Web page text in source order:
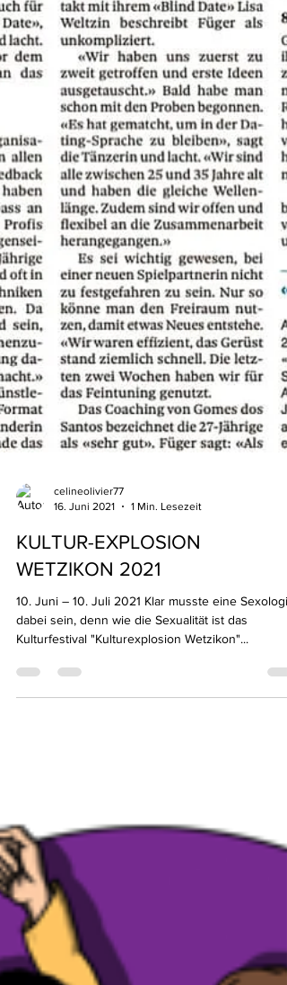
celineolivier77
16. Juni 2021
1 Min. Lesezeit
KULTUR-EXPLOSION
WETZIKON 2021
dabei sein, denn wie die Sexualität ist das
Kulturfestival "Kulturexplosion Wetzikon"...